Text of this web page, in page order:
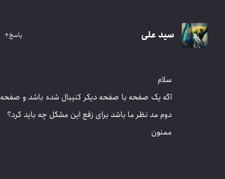
سید علی پاسخ↑
سلام
اگه یک صفحه با صفحه دیکر کنیبال شده باشد و صفحه
دوم مد نظر ما باشد برای زفع این مشکل چه باید کرد؟
ممنون